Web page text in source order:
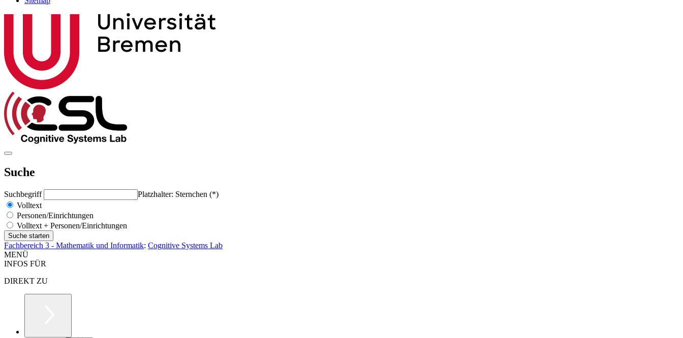
Suche
Suchbegriff
Platzhalter: Sternchen (*)
Volltext
Personen/Einrichtungen
Volltext + Personen/Einrichtungen
Fachbereich 3 - Mathematik und Informatik: Cognitive Systems Lab
MENÜ
INFOS FÜR
DIREKT ZU